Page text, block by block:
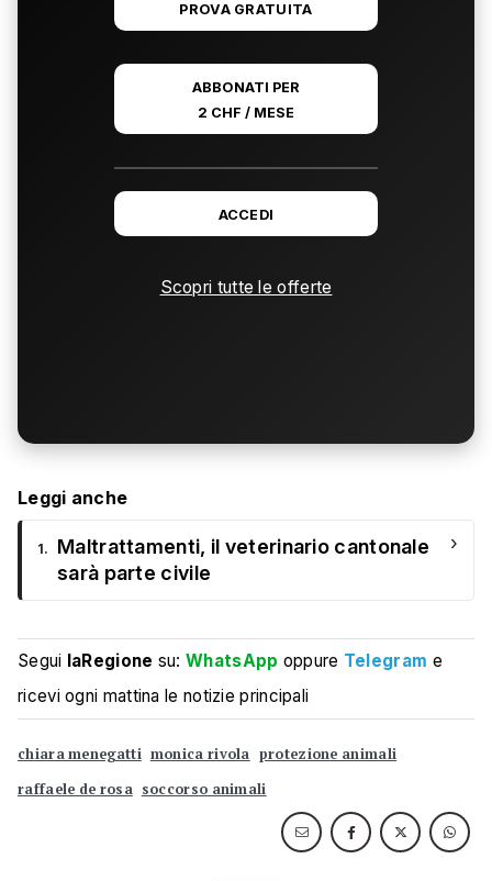
PROVA GRATUITA
ABBONATI PER
2 CHF / MESE
ACCEDI
Scopri tutte le offerte
Leggi anche
1.
Maltrattamenti, il veterinario cantonale
sarà parte civile
›
Segui laRegione su:WhatsApp oppure Telegram e
ricevi ogni mattina le notizie principali
chiara menegatti monica rivola protezione animali
raffaele de rosa soccorso animali